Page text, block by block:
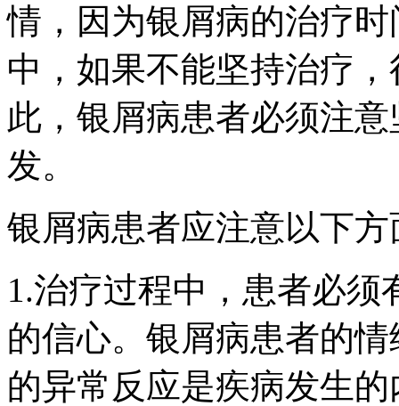
情，因为银屑病的治疗
中，如果不能坚持治疗
此，银屑病患者必须注
发。
银屑病患者应注意以下方
1.治疗过程中，患者必
的信心。银屑病患者的
的异常反应是疾病发生